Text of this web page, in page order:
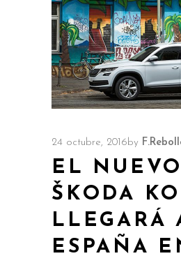
24 octubre, 2016 by
EL NUEVO
ŠKODA
LLEGARÁ
ESPAÑA